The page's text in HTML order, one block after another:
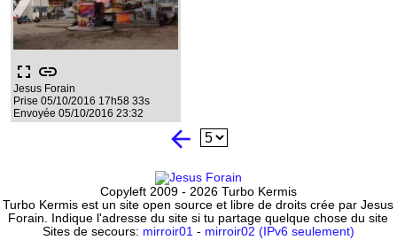
fullscreen link
Jesus Forain
Prise 05/10/2016 17h58 33s
Envoyée 05/10/2016 23:32
arrow_back
Copyleft 2009 - 2026 Turbo Kermis
Turbo Kermis est un site open source et libre de droits crée par Jesus
Forain. Indique l'adresse du site si tu partage quelque chose du site
Sites de secours: mirroir01- mirroir02 (IPv6 seulement)